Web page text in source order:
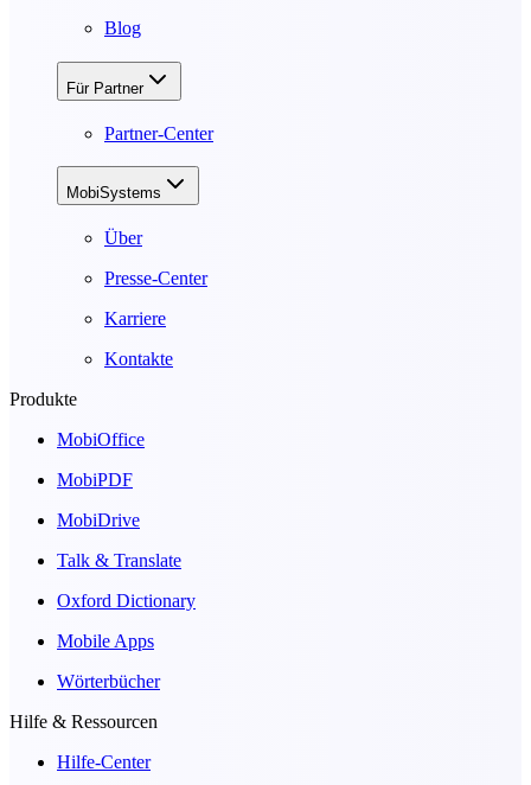
Blog
Für Partner
Partner-Center
MobiSystems
Über
Presse-Center
Karriere
Kontakte
Produkte
MobiOffice
MobiPDF
MobiDrive
Talk & Translate
Oxford Dictionary
Mobile Apps
Wörterbücher
Hilfe & Ressourcen
Hilfe-Center